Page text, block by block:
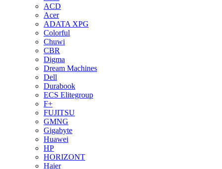
ACD
Acer
ADATA XPG
Colorful
Chuwi
CBR
Digma
Dream Machines
Dell
Durabook
ECS Elitegroup
F+
FUJITSU
GMNG
Gigabyte
Huawei
HP
HORIZONT
Haier